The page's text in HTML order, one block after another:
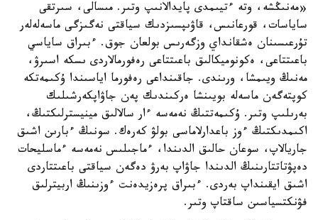
«مەنىڭشە، وتە ءتيىمدى پايدالانىپ وتىر. مىسالى، سىرتقى
ساياسات، قورعانىس، قاۋىپسىزدىك سياقتى نەگىزگى ماسەلەلەر
تۇرعىسىنان ەشقانداي وزگەرىس بولعان جوق. ءبىراق ساياسي
باعىتتاعى، ەكونوميكالىق باعىتتاعى رەفورمالاردى ىسكە اسىرۋ،
مەنىڭ ويىمشا، ورىندى. جاقىنداعى رەفورما اياسىندا ۇكىمەتكە
كوپتەگەن ماسەلە بويىنشا ەركىندىك پەن جاۋاپكەرشىلىك
بەرىلىپ وتىر. ۇكىمەتتىڭ نەمەسە ءار سالالىق مينيسترلىكتىڭ،
اكىمدىكتىڭ ءوز باعدارلاماسى بولۋ كەرەك. سونىڭ ءبارىن اشىق
جاريالاپ، سوعان حالىق الدىندا، ءماجىلىس نەمەسە ءماسليحات
دەپۋتاتتارىنىڭ الدىندا جاۋاپ بەرۋ دەگەن سياقتى باعىتتاردى
اشىق ايقىنداپ بەردى. ءبىراق پرەزيدەنت ءوزىنىڭ اربيترلىق
فۋنكتسياسىن ساقتاپ وتىر.